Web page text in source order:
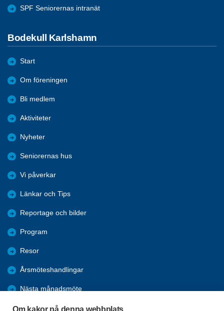
Om kakor på denna webbplats
SPF Seniorernas intranät
Bodekull Karlshamn
Start
Om föreningen
Bli medlem
Aktiviteter
Nyheter
Seniorernas hus
Vi påverkar
Länkar och Tips
Reportage och bilder
Program
Resor
Årsmöteshandlingar
Nästa månadsmöte
KSR/KPR